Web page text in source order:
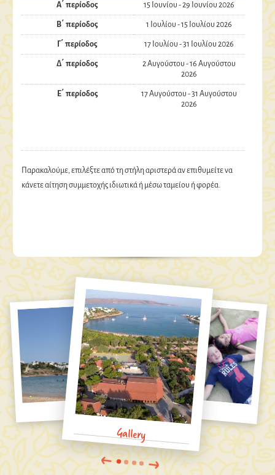
Α΄ περίοδος
15 Ιουνίου - 29 Ιουνίου 2026
Β΄ περίοδος 1 Ιουλίου - 15 Ιουλίου 2026
Γ΄ περίοδος 17 Ιουλίου - 31 Ιουλίου 2026
Δ΄ περίοδος
2 Αυγούστου - 16 Αυγούστου
2026
Ε΄ περίοδος
17 Αυγούστου - 31 Αυγούστου
2026
Παρακαλούμε, επιλέξτε από τη στήλη αριστερά αν επιθυμείτε να
κάνετε αίτηση συμμετοχής ιδιωτικά ή μέσω ταμείου ή φορέα.
Gallery